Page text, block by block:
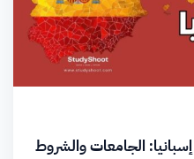
الجامعات والشروط